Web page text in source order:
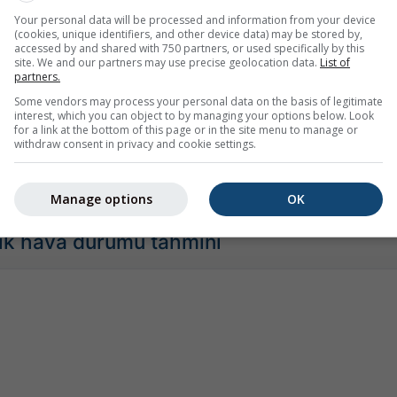
Orta Şiddetli Çok Şiddetli Dolu
yerleştirilmiştir. Bu animasyon, seçili zaman aralığı için
Turuncu çarpılar yıldırımı belirtir. Verilernowcast.de
mevcuttur). Çiseleme veya hafif kar yağışı, radar
hava durumu tahmini
Your personal data will be processed and information from your device
(cookies, unique identifiers, and other device data) may be stored by,
accessed by and shared with 750 partners, or used specifically by this
site. We and our partners may use precise geolocation data. List of
partners.
Some vendors may process your personal data on the basis of legitimate
interest, which you can object to by managing your options below. Look
for a link at the bottom of this page or in the site menu to manage or
withdraw consent in privacy and cookie settings.
OK
Manage options